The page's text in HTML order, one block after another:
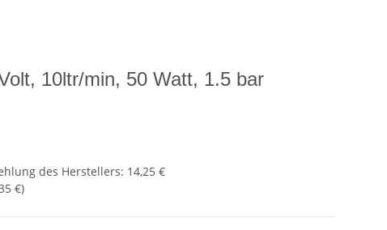
10ltr/min, 50 Watt, 1.5 bar
des Herstellers: 14,25 €
€)